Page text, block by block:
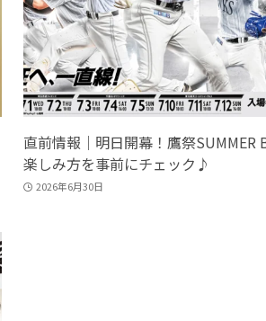
直前情報｜明日開幕！鷹祭SUMMER
楽しみ方を事前にチェック♪
2026年6月30日